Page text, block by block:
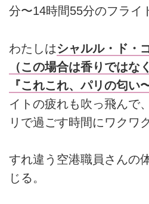
分〜14時間55分のフライ
わたしはシャルル・ド・
（この場合は香りではな
『これこれ、パリの匂い〜
イトの疲れも吹っ飛んで
リで過ごす時間にワクワ
すれ違う空港職員さんの
じる。